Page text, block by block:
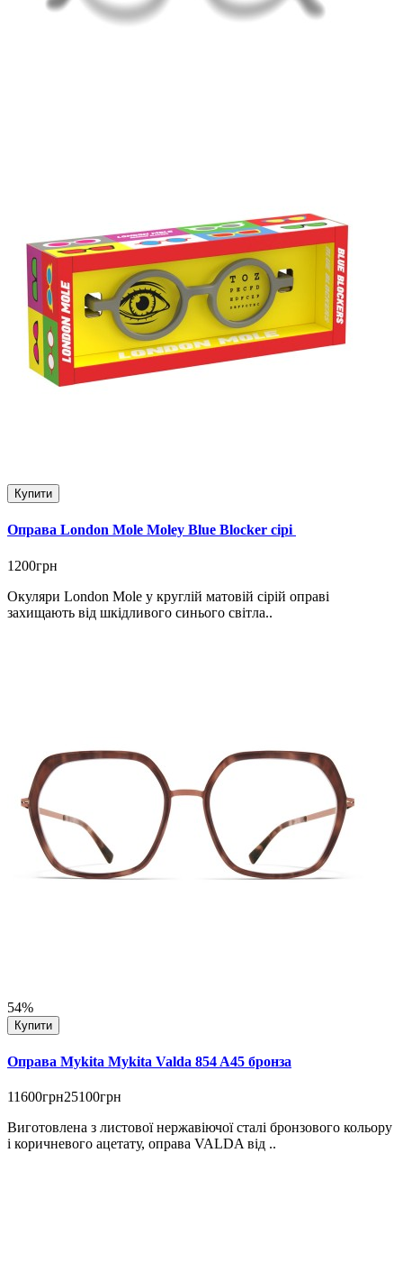
Купити
Оправа London Mole Moley Blue Blocker сірі
1200грн
Окуляри London Mole у круглій матовій сірій оправі
захищають від шкідливого синього світла..
54%
Купити
Оправа Mykita Mykita Valda 854 A45 бронза
11600грн25100грн
Виготовлена з листової нержавіючої сталі бронзового кольору
і коричневого ацетату, оправа VALDA від ..